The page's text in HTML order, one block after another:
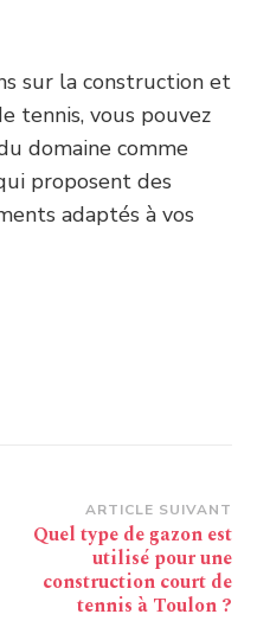
sur la construction et
tennis, vous pouvez
domaine comme
proposent des
adaptés à vos
ARTICLE SUIVANT
Quel type de gazon est
utilisé pour une
construction court de
tennis à Toulon ?